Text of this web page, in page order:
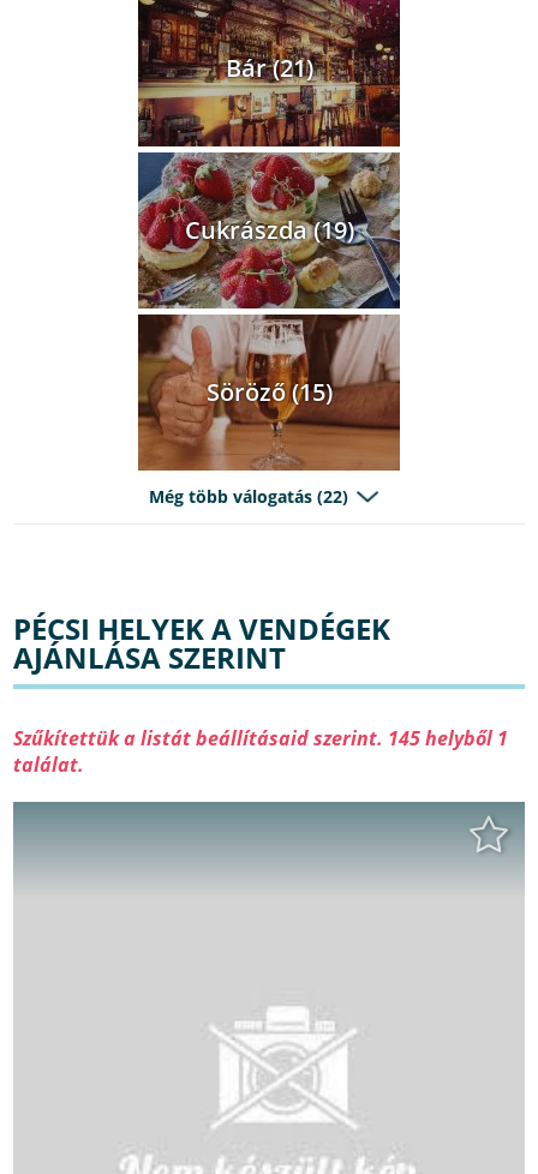
Bár (21)
Cukrászda (19)
Söröző (15)
Még több válogatás (22)
PÉCSI HELYEK A VENDÉGEK
AJÁNLÁSA SZERINT
Szűkítettük a listát beállításaid szerint. 145 helyből 1
találat.